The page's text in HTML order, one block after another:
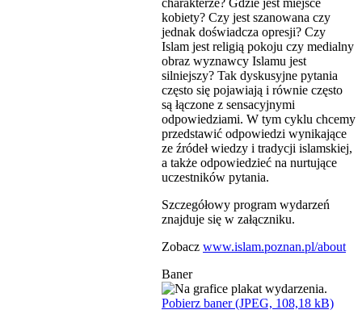
charakterze? Gdzie jest miejsce
kobiety? Czy jest szanowana czy
jednak doświadcza opresji? Czy
Islam jest religią pokoju czy medialny
obraz wyznawcy Islamu jest
silniejszy? Tak dyskusyjne pytania
często się pojawiają i równie często
są łączone z sensacyjnymi
odpowiedziami. W tym cyklu chcemy
przedstawić odpowiedzi wynikające
ze źródeł wiedzy i tradycji islamskiej,
a także odpowiedzieć na nurtujące
uczestników pytania.
Szczegółowy program wydarzeń
znajduje się w załączniku.
Zobacz www.islam.poznan.pl/about
Baner
Pobierz baner (JPEG, 108,18 kB)